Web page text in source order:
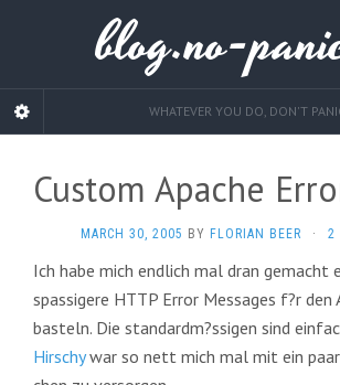
blog.no-
WHATEVER YOU DO, DON'T
Custom Apache
MARCH 30, 2005 BY FLORIAN BEER · 2
Ich habe mich endlich mal dran gemacht
spassigere HTTP Error Messages f?r den
basteln. Die standardm?ssigen sind
Hirschywar so nett mich mal mit ein